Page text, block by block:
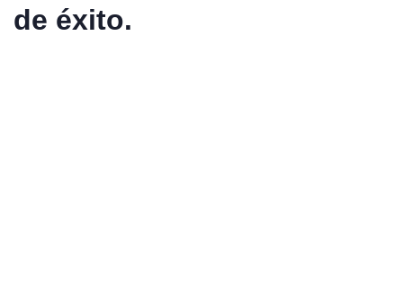
de éxito.